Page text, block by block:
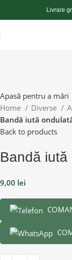
Livrare
Apasă pentru a mări
Home
Diverse
Bandă iută
Back to products
Bandă iută
9,00 lei